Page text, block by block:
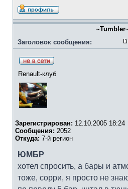
Заголовок сообщения:
Renault-клуб
Зарегистрирован: 12.10.2005 18:24
Сообщения: 2052
Откуда: 7-й регион
ЮМБР
хотел спросить, а бары и
тоже, сорри, я просто не